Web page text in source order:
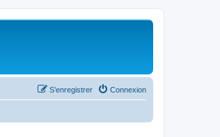
Connexion
S’enregistrer